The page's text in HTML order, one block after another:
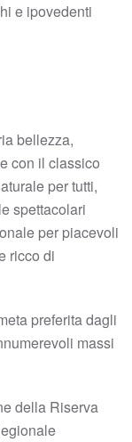
e ipovedenti
bellezza,
con il classico
per tutti,
spettacolari
per piacevoli
ricco di
preferita dagli
massi
della Riserva